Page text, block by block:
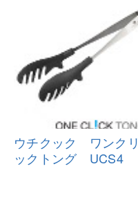
ウチクック ワンクリ
ックトング UCS4